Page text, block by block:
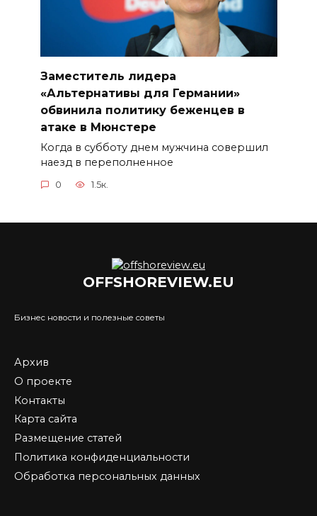
Заместитель лидера
«Альтернативы для Германии»
обвинила политику беженцев в
атаке в Мюнстере
Когда в субботу днем ​​мужчина совершил
наезд в переполненное
0 1.5к.
OFFSHOREVIEW.EU
Бизнес новости и полезные советы
Архив
О проекте
Контакты
Карта сайта
Размещение статей
Политика конфиденциальности
Обработка персональных данных